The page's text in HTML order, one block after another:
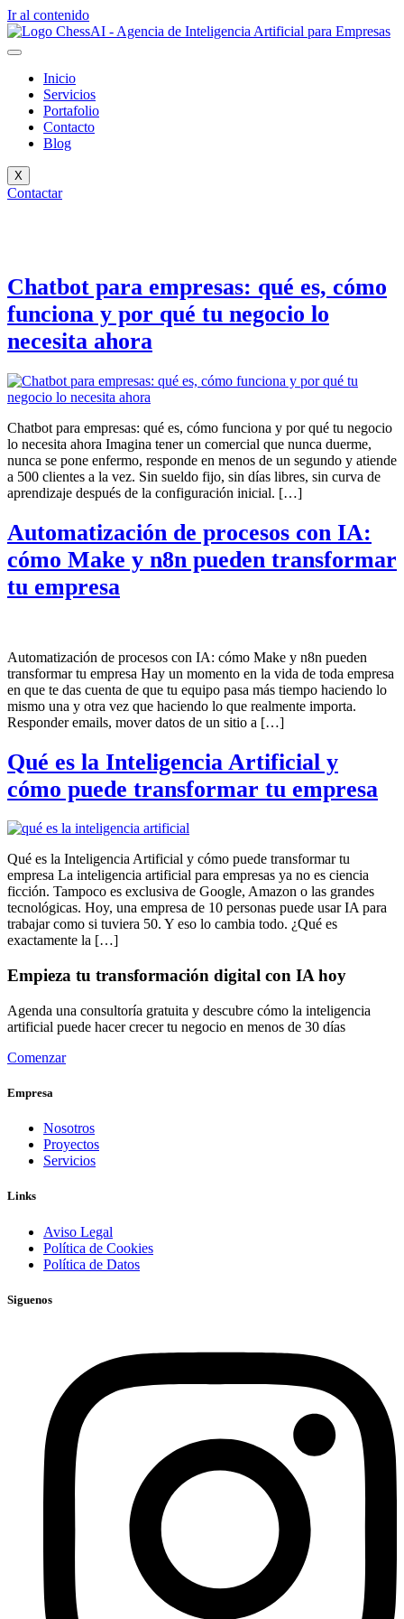
Ir al contenido
Inicio
Servicios
Portafolio
Contacto
Blog
X
Contactar
Chatbot para empresas: qué es, cómo
funciona y por qué tu negocio lo
necesita ahora
Chatbot para empresas: qué es, cómo funciona y por qué tu negocio
lo necesita ahora Imagina tener un comercial que nunca duerme,
nunca se pone enfermo, responde en menos de un segundo y atiende
a 500 clientes a la vez. Sin sueldo fijo, sin días libres, sin curva de
aprendizaje después de la configuración inicial. […]
Automatización de procesos con IA:
cómo Make y n8n pueden transformar
tu empresa
Automatización de procesos con IA: cómo Make y n8n pueden
transformar tu empresa Hay un momento en la vida de toda empresa
en que te das cuenta de que tu equipo pasa más tiempo haciendo lo
mismo una y otra vez que haciendo lo que realmente importa.
Responder emails, mover datos de un sitio a […]
Qué es la Inteligencia Artificial y
cómo puede transformar tu empresa
Qué es la Inteligencia Artificial y cómo puede transformar tu
empresa La inteligencia artificial para empresas ya no es ciencia
ficción. Tampoco es exclusiva de Google, Amazon o las grandes
tecnológicas. Hoy, una empresa de 10 personas puede usar IA para
trabajar como si tuviera 50. Y eso lo cambia todo. ¿Qué es
exactamente la […]
Empieza tu transformación digital con IA hoy
Agenda una consultoría gratuita y descubre cómo la inteligencia
artificial puede hacer crecer tu negocio en menos de 30 días
Comenzar
Empresa
Nosotros
Proyectos
Servicios
Links
Aviso Legal
Política de Cookies
Política de Datos
Siguenos